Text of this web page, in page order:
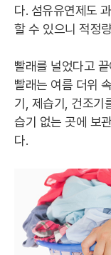
다. 섬유유연제도
할 수 있으니 적정
빨래를 널었다고
빨래는 여름 더위
기, 제습기, 건조기
습기 없는 곳에 보
다.